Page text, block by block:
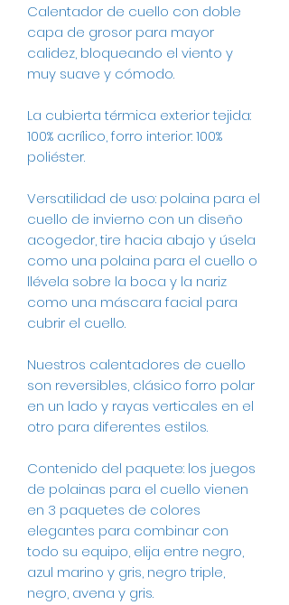
Calentador de cuello con doble
capa de grosor para mayor
calidez, bloqueando el viento y
muy suave y cómodo.
La cubierta térmica exterior tejida:
100% acrílico, forro interior: 100%
poliéster.
Versatilidad de uso: polaina para el
cuello de invierno con un diseño
acogedor, tire hacia abajo y úsela
como una polaina para el cuello o
llévela sobre la boca y la nariz
como una máscara facial para
cubrir el cuello.
Nuestros calentadores de cuello
son reversibles, clásico forro polar
en un lado y rayas verticales en el
otro para diferentes estilos.
Contenido del paquete: los juegos
de polainas para el cuello vienen
en 3 paquetes de colores
elegantes para combinar con
todo su equipo, elija entre negro,
azul marino y gris, negro triple,
negro, avena y gris.